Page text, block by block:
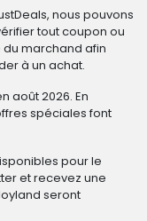
nous pouvons
tout coupon ou
marchand afin
à un achat.
août 2026. En
spéciales font
pour le
et recevez une
seront